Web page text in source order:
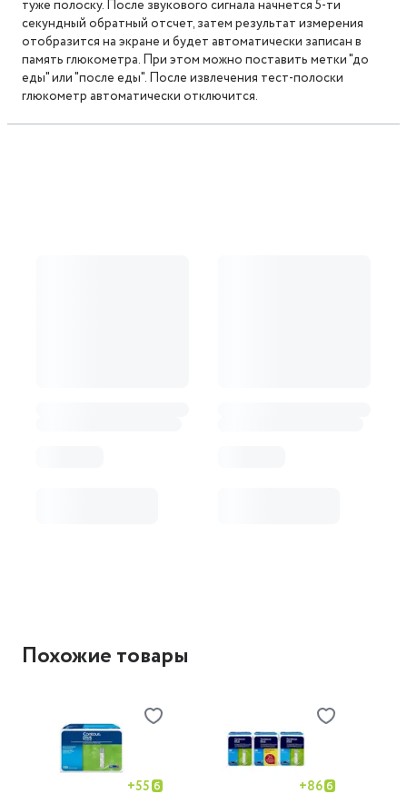
туже полоску. После звукового сигнала начнется 5-ти
секундный обратный отсчет, затем результат измерения
отобразится на экране и будет автоматически записан в
память глюкометра. При этом можно поставить метки "до
еды" или "после еды". После извлечения тест-полоски
глюкометр автоматически отключится.
Похожие товары
+55
+86